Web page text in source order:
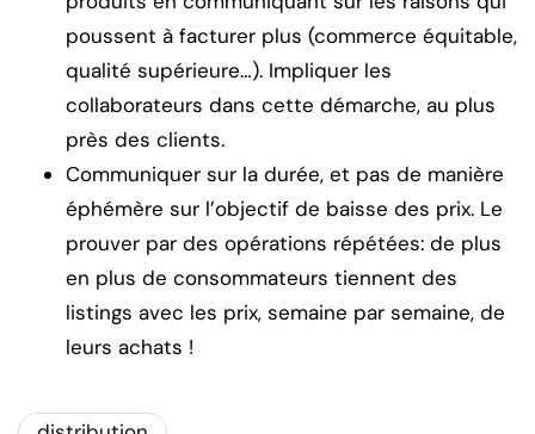
poussent à facturer plus (commerce équitable,
qualité supérieure…). Impliquer les
collaborateurs dans cette démarche, au plus
près des clients.
Communiquer sur la durée, et pas de manière
éphémère sur l’objectif de baisse des prix. Le
prouver par des opérations répétées: de plus
en plus de consommateurs tiennent des
listings avec les prix, semaine par semaine, de
leurs achats !